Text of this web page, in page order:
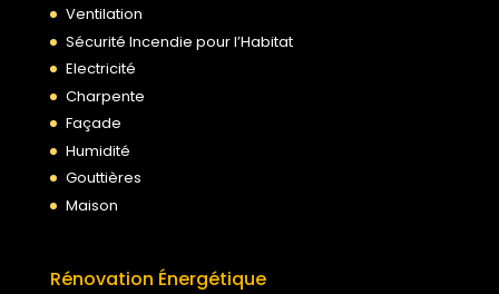
Ventilation
Sécurité Incendie pour l’Habitat
Electricité
Charpente
Façade
Humidité
Gouttières
Maison
Rénovation Énergétique